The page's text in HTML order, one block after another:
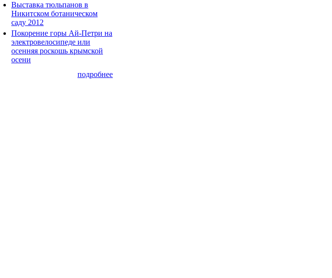
Выставка тюльпанов в
Никитском ботаническом
саду 2012
Покорение горы Ай-Петри на
электровелосипеде или
осенняя роскошь крымской
осени
подробнее